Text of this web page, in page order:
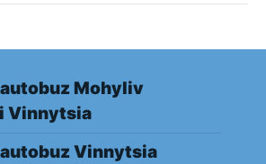
Mohyliv
Vinnytsia
Vinnytsia